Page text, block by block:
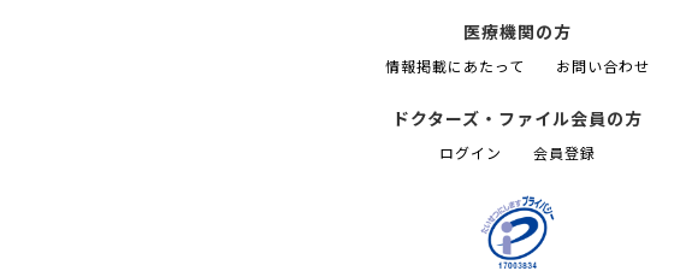
医療機関の方
情報掲載にあたって お問い合わせ
ドクターズ・ファイル会員の方
ログイン 会員登録